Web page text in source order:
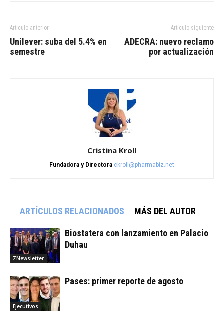
Artículo anterior
Unilever: suba del 5.4% en
semestre
Artículo siguiente
ADECRA: nuevo reclamo
por actualización
Cristina Kroll
Fundadora y Directora ckroll@pharmabiz.net
ARTÍCULOS RELACIONADOS MÁS DEL AUTOR
ZNewsletter
Biostatera con lanzamiento en Palacio
Duhau
Ejecutivos
Pases: primer reporte de agosto